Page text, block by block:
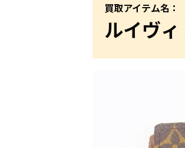
買取アイテム名：
ルイヴ